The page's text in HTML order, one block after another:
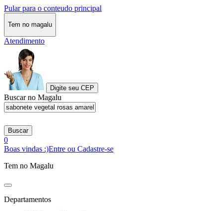
Pular para o conteudo principal
Tem no magalu
Atendimento
Digite seu CEP
Buscar no Magalu
Buscar
0
Boas vindas :)Entre ou Cadastre-se
Tem no Magalu
Departamentos